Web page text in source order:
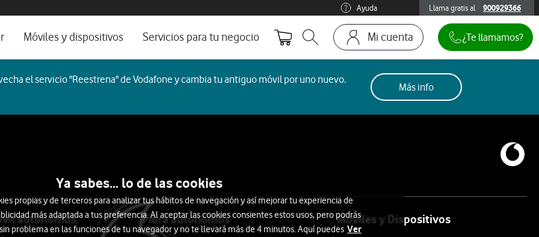
ayuda e idioma Ayuda Llama gratis al
900929366 900929366
Móviles y dispositivos
Ver todos
Servicios para tu negocio
Blog Autónomos y Negocios
Abrir buscador. Abre en ventana modal
Mi cuenta
Ir a la pagina acceso clientes
¿Te llamamos?
el servicio "Reestrena" de Vodafone y cambia tu antiguo móvil por uno nuevo.
Más info
autónomos Fibra autónomos Móviles y Dispositivos
Ya sabes... lo de las cookies
propias y de terceros para analizar tus hábitos de navegación y así mejorar tu experiencia de
más adaptada a tus preferencia. Al aceptar las cookies consientes estos usos, pero podrás
problema en las funciones de tu navegador y no te llevará más de 4 minutos. Aquí puedes Ver